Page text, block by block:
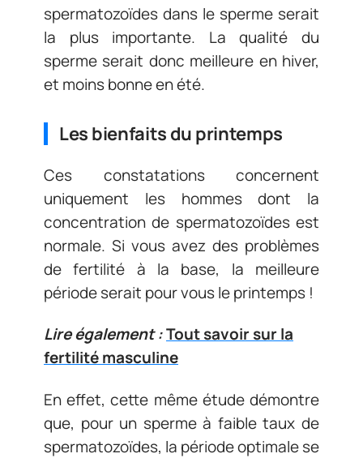
spermatozoïdes dans le sperme serait
la plus importante. La qualité du
sperme serait donc meilleure en hiver,
et moins bonne en été.
Les bienfaits du printemps
Ces constatations concernent
uniquement les hommes dont la
concentration de spermatozoïdes est
normale. Si vous avez des problèmes
de fertilité à la base, la meilleure
période serait pour vous le printemps !
Lire également :Tout savoir sur la
fertilité masculine
En effet, cette même étude démontre
que, pour un sperme à faible taux de
spermatozoïdes, la période optimale se